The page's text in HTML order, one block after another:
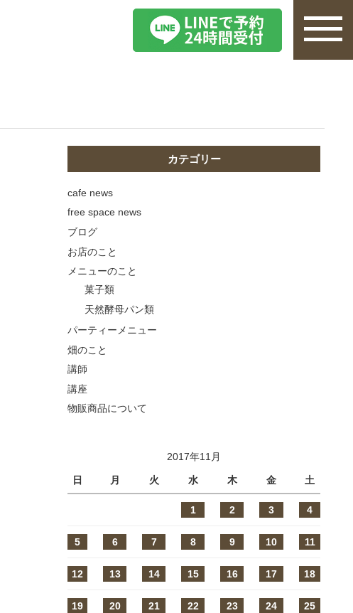
カテゴリー
cafe news
free space news
ブログ
お店のこと
メニューのこと
菓子類
天然酵母パン類
パーティーメニュー
畑のこと
講師
講座
物販商品について
2017年11月
日 月 火 水 木 金 土
1 2 3 4
5 6 7 8 9 10 11
12 13 14 15 16 17 18
19 20 21 22 23 24 25